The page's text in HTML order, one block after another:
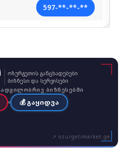
597-**-**-**
ოზურგეთის განცხადებები
ბიზნესი და სერვისები
ბიზნესებში
💰 გაყიდვა
↗ ozurgetimarket.ge